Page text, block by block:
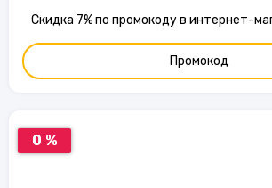
Скидка 7% по промокоду в интернет-
Промокод
0 %